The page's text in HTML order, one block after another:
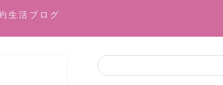
生活ブログ